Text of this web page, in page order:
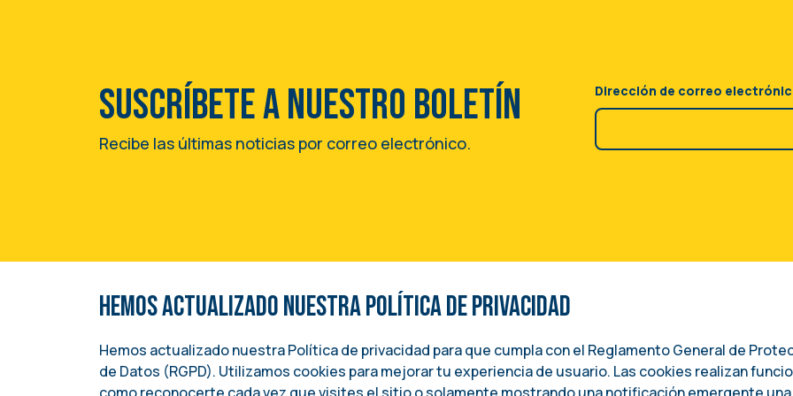
Suscríbete a nuestro boletín
Recibe las últimas noticias por correo electrónico.
Dirección de correo
Hemos actualizado nuestra Política de privacidad
Hemos actualizado nuestra Política de privacidad para que cumpla con el Reglamento General de
de Datos (RGPD). Utilizamos cookies para mejorar tu experiencia de usuario. Las cookies realizan